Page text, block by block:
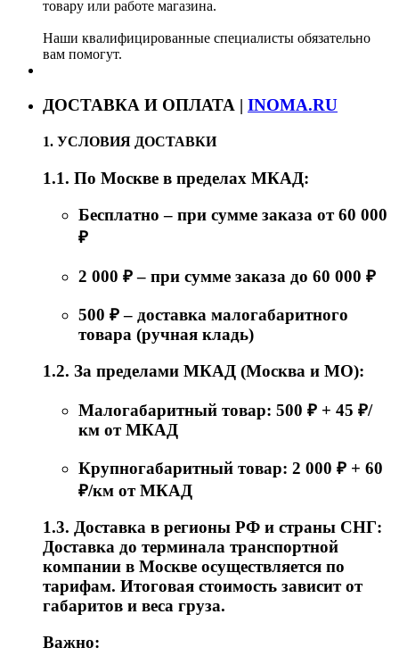
товару или работе магазина.
Наши квалифицированные специалисты обязательно
вам помогут.
ДОСТАВКА И ОПЛАТА | INOMA.RU
1. УСЛОВИЯ ДОСТАВКИ
1.1. По Москве в пределах МКАД:
Бесплатно – при сумме заказа от 60 000
₽
2 000 ₽ – при сумме заказа до 60 000 ₽
500 ₽ – доставка малогабаритного
товара (ручная кладь)
1.2. За пределами МКАД (Москва и МО):
Малогабаритный товар: 500 ₽ + 45 ₽/
км от МКАД
Крупногабаритный товар: 2 000 ₽ + 60
₽/км от МКАД
1.3. Доставка в регионы РФ и страны СНГ:
Доставка до терминала транспортной
компании в Москве осуществляется по
тарифам. Итоговая стоимость зависит от
габаритов и веса груза.
Важно: